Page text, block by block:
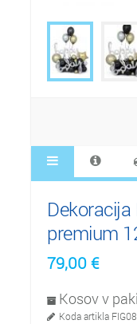
Dekoracija
premium
79,00€
Kosov v
Koda artikla